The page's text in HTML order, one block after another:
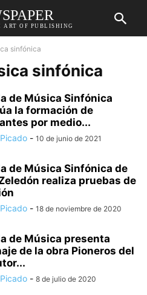
ART OF PUBLISHING
sinfónica
sinfónica
de Música Sinfónica
la formación de
por medio...
- 10 de junio de 2021
de Música Sinfónica de
realiza pruebas de
- 18 de noviembre de 2020
de Música presenta
de la obra Pioneros del
- 8 de julio de 2020